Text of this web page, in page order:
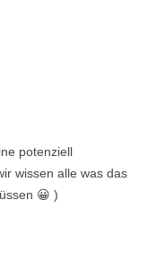
potenziell
wissen alle was das
😀 )